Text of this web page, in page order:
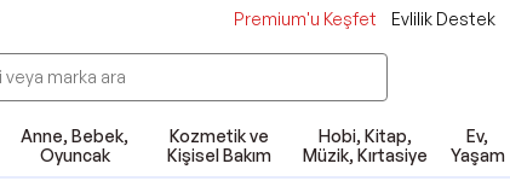
Premium'u Keşfet Evlilik Destek
Anne, Bebek,
Oyuncak
Kozmetik ve
Kişisel Bakım
Hobi, Kitap,
Müzik, Kırtasiye
Ev,
Yaşam